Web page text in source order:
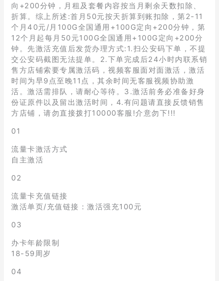
向+200分钟，月租及套餐内容按当月剩余天数扣除、
折算。综上所述:首月50元按天折算到账扣除，第2-11
个月40元/月100G全国通用+100G定向+200分钟，第
12个月起每月50元100G全国通用+100G定向+200分
钟。先激活充值后发货办理方式:1.扫公安码下单，不提
交公安码截图无法提单。2.下单完成后24小时内联系销
售方店铺索要专属激活码，视频客服面对面激活，激活
时间为早9点至晚11点，其余时间无客服视频协助激
活。激活需排队，请耐心等待。3.激活前务必准备好身
份证原件以及留出激活时间，4.有问题请直接反馈销售
方店铺，请勿直接拨打10000客服!介意勿下!!!
01
流量卡激活方式
自主激活
02
流量卡充值链接
激活单页/充值链接：激活强充100元
03
办卡年龄限制
18-59周岁
04